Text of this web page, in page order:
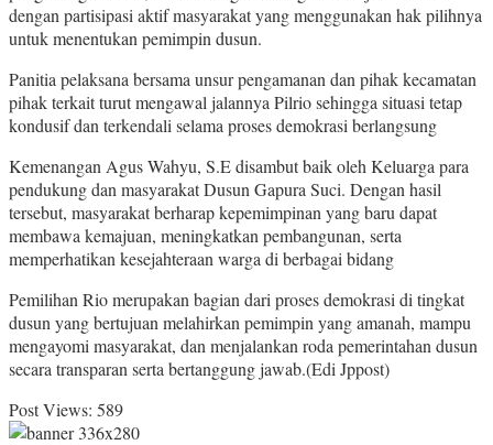
dengan partisipasi aktif masyarakat yang menggunakan hak pilihnya
untuk menentukan pemimpin dusun.
Panitia pelaksana bersama unsur pengamanan dan pihak kecamatan
pihak terkait turut mengawal jalannya Pilrio sehingga situasi tetap
kondusif dan terkendali selama proses demokrasi berlangsung
Kemenangan Agus Wahyu, S.E disambut baik oleh Keluarga para
pendukung dan masyarakat Dusun Gapura Suci. Dengan hasil
tersebut, masyarakat berharap kepemimpinan yang baru dapat
membawa kemajuan, meningkatkan pembangunan, serta
memperhatikan kesejahteraan warga di berbagai bidang
Pemilihan Rio merupakan bagian dari proses demokrasi di tingkat
dusun yang bertujuan melahirkan pemimpin yang amanah, mampu
mengayomi masyarakat, dan menjalankan roda pemerintahan dusun
secara transparan serta bertanggung jawab.(Edi Jppost)
Post Views: 589